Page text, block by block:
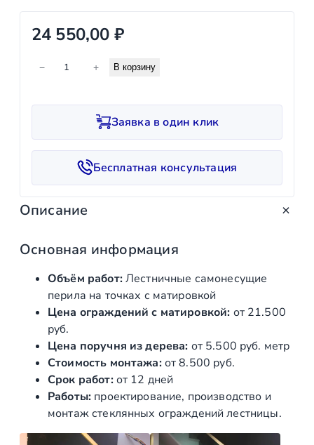
24 550,00 ₽
е
в
о
о
а
а
е
с
н
ч
− + В корзину
Заявка в один клик
Бесплатная консультация
Описание
Основная информация
Объём работ:Лестничные самонесущие
перила на точках с матировкой
Цена ограждений с матировкой: от 21.500
руб.
Цена поручня из дерева: от 5.500 руб. метр
Стоимость монтажа:от 8.500 руб.
Срок работ:от 12 дней
Работы: проектирование, производство и
монтаж стеклянных ограждений лестницы.